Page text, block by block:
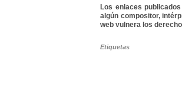
Los enlaces
algún compositor,
web vulnera los
Etiquetas